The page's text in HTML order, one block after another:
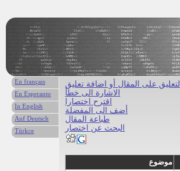
التعليق على المقال أو اضافة تعليق
الاشارة الى خطأ
اقترح اختصارا
أضف الى المفضلة
طباعة المقال
البحث عن اختصار
موضوع
En français
En Esperanto
In English
Auf Deutsch
Türkce